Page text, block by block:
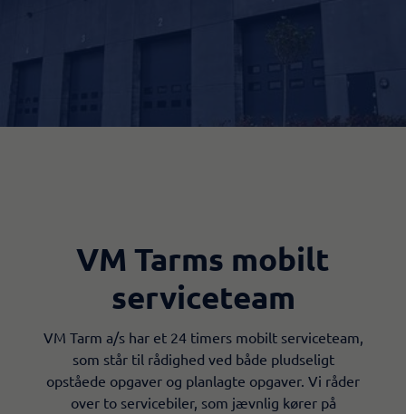
VM Tarms mobilt
serviceteam
​VM Tarm a/s har et 24 timers mobilt serviceteam,
som står til rådighed ved både pludseligt
opståede opgaver og planlagte opgaver. Vi råder
over to servicebiler, som jævnlig kører på